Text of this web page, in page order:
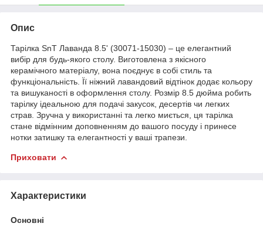
Опис
Тарілка SnT Лаванда 8.5' (30071-15030) – це елегантний
вибір для будь-якого столу. Виготовлена з якісного
керамічного матеріалу, вона поєднує в собі стиль та
функціональність. Її ніжний лавандовий відтінок додає кольору
та вишуканості в оформлення столу. Розмір 8.5 дюйма робить
тарілку ідеальною для подачі закусок, десертів чи легких
страв. Зручна у використанні та легко миється, ця тарілка
стане відмінним доповненням до вашого посуду і принесе
нотки затишку та елегантності у ваші трапези.
Приховати
Характеристики
Основні